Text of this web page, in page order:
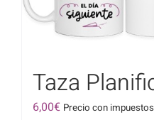
Taza
6,00€ Precio con